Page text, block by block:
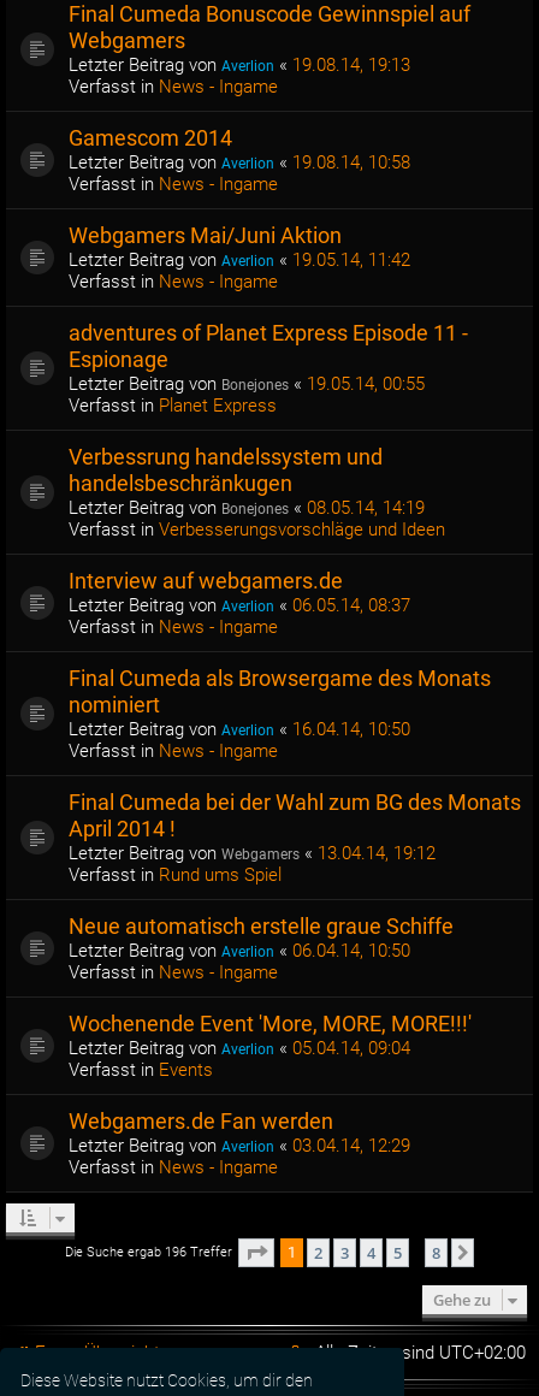
Diese Website nutzt Cookies, um dir den
Final Cumeda Bonuscode Gewinnspiel auf
Webgamers
Letzter Beitrag von Averlion « 19.08.14, 19:13
Verfasst in News - Ingame
Gamescom 2014
Letzter Beitrag von Averlion « 19.08.14, 10:58
Verfasst in News - Ingame
Webgamers Mai/Juni Aktion
Letzter Beitrag von Averlion « 19.05.14, 11:42
Verfasst in News - Ingame
adventures of Planet Express Episode 11 -
Espionage
Letzter Beitrag von Bonejones « 19.05.14, 00:55
Verfasst in Planet Express
Verbessrung handelssystem und
handelsbeschränkugen
Letzter Beitrag von Bonejones « 08.05.14, 14:19
Verfasst in Verbesserungsvorschläge und Ideen
Interview auf webgamers.de
Letzter Beitrag von Averlion « 06.05.14, 08:37
Verfasst in News - Ingame
Final Cumeda als Browsergame des Monats
nominiert
Letzter Beitrag von Averlion « 16.04.14, 10:50
Verfasst in News - Ingame
Final Cumeda bei der Wahl zum BG des Monats
April 2014 !
Letzter Beitrag von Webgamers « 13.04.14, 19:12
Verfasst in Rund ums Spiel
Neue automatisch erstelle graue Schiffe
Letzter Beitrag von Averlion « 06.04.14, 10:50
Verfasst in News - Ingame
Wochenende Event 'More, MORE, MORE!!!'
Letzter Beitrag von Averlion « 05.04.14, 09:04
Verfasst in Events
Webgamers.de Fan werden
Letzter Beitrag von Averlion « 03.04.14, 12:29
Verfasst in News - Ingame
Die Suche ergab 196 Treffer Seite 1von
1 2 3 4 5 8
Gehe zu
Foren-Übersicht Alle Zeiten sind UTC+02:00